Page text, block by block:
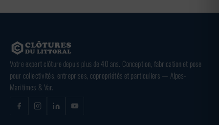
Votre expert clôture depuis plus de 40 ans. Conception, fabrication et pose
pour collectivités, entreprises, copropriétés et particuliers — Alpes-
Maritimes & Var.